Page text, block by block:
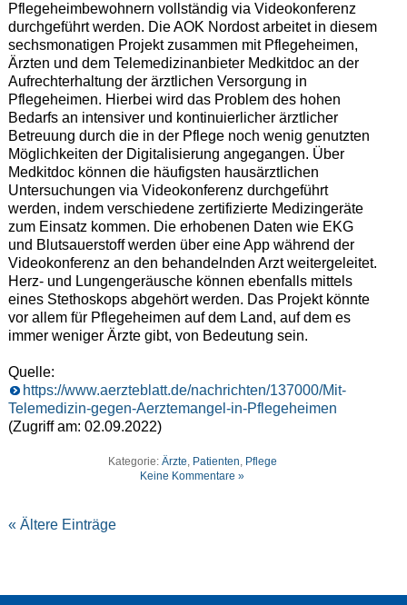
Pflegeheimbewohnern vollständig via Videokonferenz
durchgeführt werden. Die AOK Nordost arbeitet in diesem
sechsmonatigen Projekt zusammen mit Pflegeheimen,
Ärzten und dem Telemedizinanbieter Medkitdoc an der
Aufrechterhaltung der ärztlichen Versorgung in
Pflegeheimen. Hierbei wird das Problem des hohen
Bedarfs an intensiver und kontinuierlicher ärztlicher
Betreuung durch die in der Pflege noch wenig genutzten
Möglichkeiten der Digitalisierung angegangen. Über
Medkitdoc können die häufigsten hausärztlichen
Untersuchungen via Videokonferenz durchgeführt
werden, indem verschiedene zertifizierte Medizingeräte
zum Einsatz kommen. Die erhobenen Daten wie EKG
und Blutsauerstoff werden über eine App während der
Videokonferenz an den behandelnden Arzt weitergeleitet.
Herz- und Lungengeräusche können ebenfalls mittels
eines Stethoskops abgehört werden. Das Projekt könnte
vor allem für Pflegeheimen auf dem Land, auf dem es
immer weniger Ärzte gibt, von Bedeutung sein.
Quelle:
https://www.aerzteblatt.de/nachrichten/137000/Mit-
Telemedizin-gegen-Aerztemangel-in-Pflegeheimen
(Zugriff am: 02.09.2022)
Kategorie: Ärzte, Patienten, Pflege
Keine Kommentare »
« Ältere Einträge